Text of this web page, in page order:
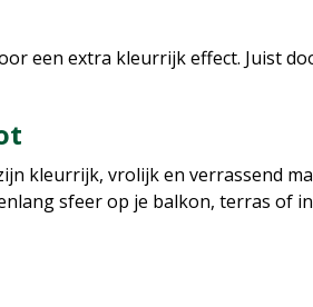
een extra kleurrijk effect. Juist
kleurrijk, vrolijk en verrassend
sfeer op je balkon, terras of